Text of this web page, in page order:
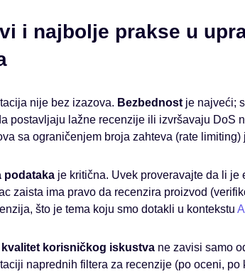
i najbolje prakse u
nije bez izazova. Bezbednostje najveći;
postavljaju lažne recenzije ili izvršavaju DoS
sa ograničenjem broja zahteva (rate limiting)
podatakaje kritična. Uvek proveravajte da li je
zaista ima pravo da recenzira proizvod
što je tema koju smo dotakli u kontekstu
kvalitet korisničkog iskustvane zavisi samo
naprednih filtera za recenzije (po oceni,